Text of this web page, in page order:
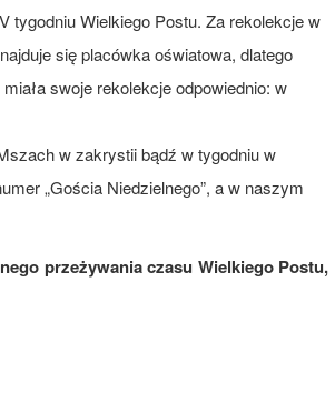
tygodniu Wielkiego Postu. Za rekolekcje w
się placówka oświatowa, dlatego
swoje rekolekcje odpowiednio: w
w zakrystii bądź w tygodniu w
„Gościa Niedzielnego”, a w naszym
przeżywania czasu Wielkiego Postu,